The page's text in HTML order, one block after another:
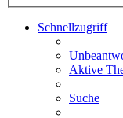
Schnellzugriff
Aktive
Suche